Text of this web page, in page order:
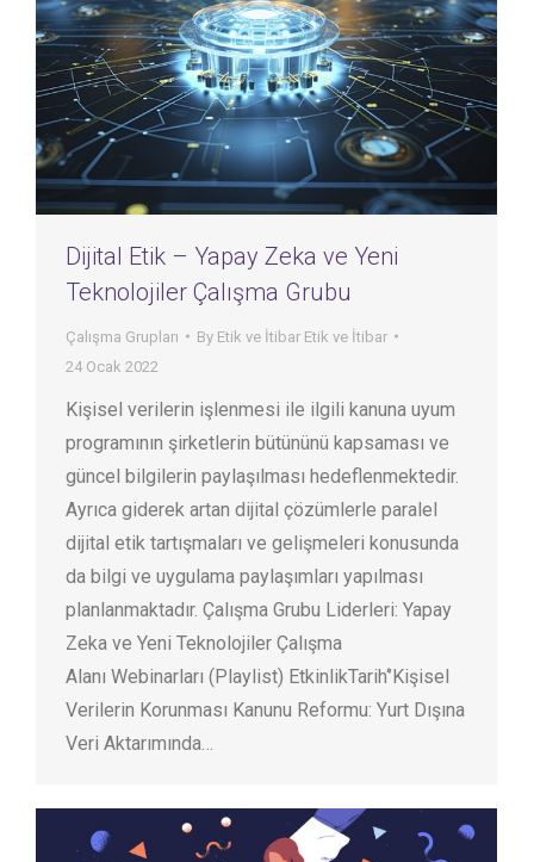
Dijital Etik – Yapay Zeka ve Yeni
Teknolojiler Çalışma Grubu
Çalışma Grupları By Etik ve İtibar Etik ve İtibar
24 Ocak 2022
Kişisel verilerin işlenmesi ile ilgili kanuna uyum
programının şirketlerin bütününü kapsaması ve
güncel bilgilerin paylaşılması hedeflenmektedir.
Ayrıca giderek artan dijital çözümlerle paralel
dijital etik tartışmaları ve gelişmeleri konusunda
da bilgi ve uygulama paylaşımları yapılması
planlanmaktadır. Çalışma Grubu Liderleri: Yapay
Zeka ve Yeni Teknolojiler Çalışma
Alanı Webinarları (Playlist) EtkinlikTarih‘’Kişisel
Verilerin Korunması Kanunu Reformu: Yurt Dışına
Veri Aktarımında…